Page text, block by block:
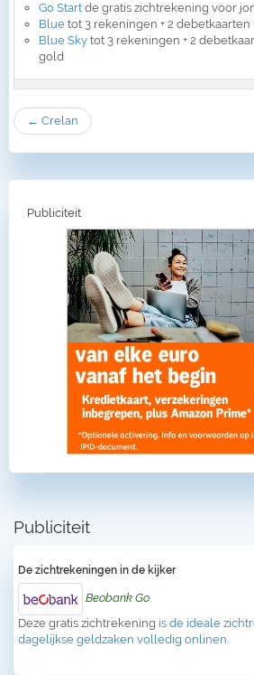
Go Start de gratis zichtrekening voor
Blue tot 3 rekeningen + 2 debetkaarten
Blue Sky tot 3 rekeningen + 2
gold
← Crelan
Publiciteit
Publiciteit
De zichtrekeningen in de kijker
Beobank Go.
Deze gratis zichtrekening is de ideale
dagelijkse geldzaken volledig onlinen.